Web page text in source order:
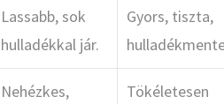
Lassabb, sok
hulladékkal jár.
Gyors, tiszta,
Nehézkes, Tökéletesen